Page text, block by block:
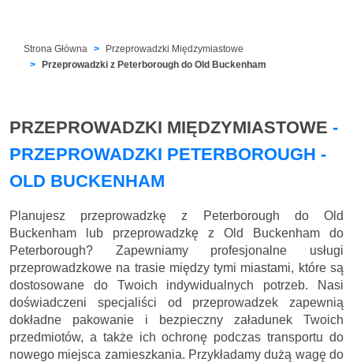
Strona Główna
Przeprowadzki Międzymiastowe
Przeprowadzki z Peterborough do Old Buckenham
PRZEPROWADZKI MIĘDZYMIASTOWE -
PRZEPROWADZKI PETERBOROUGH -
OLD BUCKENHAM
Planujesz przeprowadzkę z Peterborough do Old
Buckenham lub przeprowadzkę z Old Buckenham do
Peterborough? Zapewniamy profesjonalne usługi
przeprowadzkowe na trasie między tymi miastami, które są
dostosowane do Twoich indywidualnych potrzeb. Nasi
doświadczeni specjaliści od przeprowadzek zapewnią
dokładne pakowanie i bezpieczny załadunek Twoich
przedmiotów, a także ich ochronę podczas transportu do
nowego miejsca zamieszkania. Przykładamy dużą wagę do